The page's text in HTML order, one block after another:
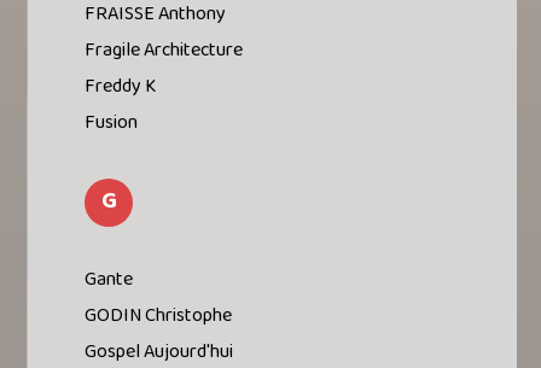
FRAISSE Anthony
Fragile Architecture
Freddy K
Fusion
G
Gante
GODIN Christophe
Gospel Aujourd'hui